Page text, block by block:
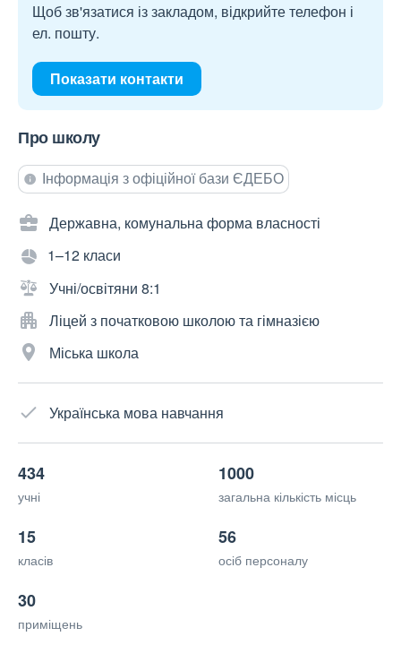
Щоб зв'язатися із закладом, відкрийте телефон і
ел. пошту.
Показати контакти
Про школу
Інформація з офіційної бази ЄДЕБО
Державна, комунальна форма власності
1–12 класи
Учні/освітяни 8:1
Ліцей з початковою школою та гімназією
Міська школа
Українська мова навчання
434
учні
1000
загальна кількість місць
15
класів
56
осіб персоналу
30
приміщень